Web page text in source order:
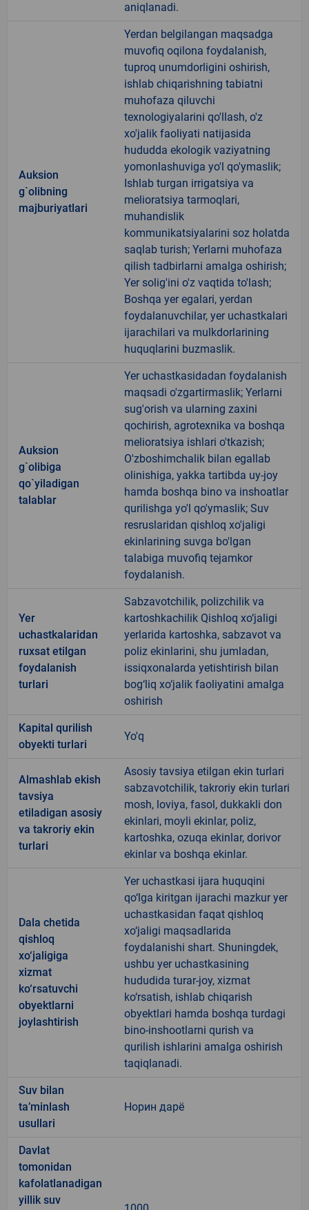
aniqlanadi.
Auksion
g`olibning
majburiyatlari
Yerdan belgilangan maqsadga
muvofiq oqilona foydalanish,
tuproq unumdorligini oshirish,
ishlab chiqarishning tabiatni
muhofaza qiluvchi
texnologiyalarini qo'llash, o'z
xo'jalik faoliyati natijasida
hududda ekologik vaziyatning
yomonlashuviga yo'l qo'ymaslik;
Ishlab turgan irrigatsiya va
melioratsiya tarmoqlari,
muhandislik
kommunikatsiyalarini soz holatda
saqlab turish; Yerlarni muhofaza
qilish tadbirlarni amalga oshirish;
Yer solig'ini o'z vaqtida to'lash;
Boshqa yer egalari, yerdan
foydalanuvchilar, yer uchastkalari
ijarachilari va mulkdorlarining
huquqlarini buzmaslik.
Auksion
g`olibiga
qo`yiladigan
talablar
Yer uchastkasidadan foydalanish
maqsadi o'zgartirmaslik; Yerlarni
sug'orish va ularning zaxini
qochirish, agrotexnika va boshqa
melioratsiya ishlari o'tkazish;
O'zboshimchalik bilan egallab
olinishiga, yakka tartibda uy-joy
hamda boshqa bino va inshoatlar
qurilishga yo'l qo'ymaslik; Suv
resruslaridan qishloq xo'jaligi
ekinlarining suvga bo'lgan
talabiga muvofiq tejamkor
foydalanish.
Yer
uchastkalaridan
ruxsat etilgan
foydalanish
turlari
Sabzavotchilik, polizchilik va
kartoshkachilik Qishloq xo‘jaligi
yerlarida kartoshka, sabzavot va
poliz ekinlarini, shu jumladan,
issiqxonalarda yetishtirish bilan
bog‘liq xo‘jalik faoliyatini amalga
oshirish
Kapital qurilish
obyekti turlari
Yo'q
Almashlab ekish
tavsiya
etiladigan asosiy
va takroriy ekin
turlari
Asosiy tavsiya etilgan ekin turlari
sabzavotchilik, takroriy ekin turlari
mosh, loviya, fasol, dukkakli don
ekinlari, moyli ekinlar, poliz,
kartoshka, ozuqa ekinlar, dorivor
ekinlar va boshqa ekinlar.
Dala chetida
qishloq
xo‘jaligiga
xizmat
ko‘rsatuvchi
obyektlarni
joylashtirish
Yer uchastkasi ijara huquqini
qo‘lga kiritgan ijarachi mazkur yer
uchastkasidan faqat qishloq
xo‘jaligi maqsadlarida
foydalanishi shart. Shuningdek,
ushbu yer uchastkasining
hududida turar-joy, xizmat
ko‘rsatish, ishlab chiqarish
obyektlari hamda boshqa turdagi
bino-inshootlarni qurish va
qurilish ishlarini amalga oshirish
taqiqlanadi.
Suv bilan
ta’minlash
usullari
Норин дарё
Davlat
tomonidan
kafolatlanadigan
yillik suv